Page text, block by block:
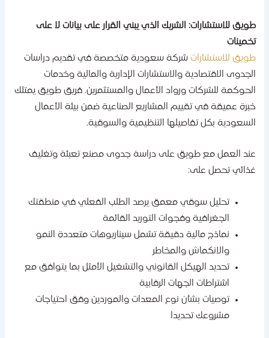
للاستشارات: الشريك الذي يبني القرار على بيانات لا على
للاستشاراتشركة سعودية متخصصة في تقديم دراسات
الاقتصادية والاستشارات الإدارية والمالية وخدمات
للشركات ورواد الأعمال والمستثمرين. فريق طويق يمتلك
عميقة في تقييم المشاريع الصناعية ضمن بيئة الأعمال
بكل تفاصيلها التنظيمية والسوقية.
العمل مع طويق على دراسة جدوى مصنع تعبئة وتغليف
تحصل على:
تحليل سوقي معمق يرصد الطلب الفعلي في منطقتك
الجغرافية وفجوات التوريد القائمة
نماذج مالية دقيقة تشمل سيناريوهات متعددة النمو
والانكماش والمخاطر
تحديد الهيكل القانوني والتشغيل الأمثل بما يتوافق مع
اشتراطات الجهات الرقابية
توصيات بشأن نوع المعدات والموردين وفق احتياجات
مشروعك تحديدا